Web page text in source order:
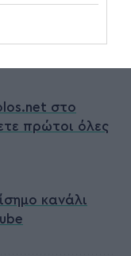
σε…
λειτουργεί
στο
πρώτοι όλες
κανάλι